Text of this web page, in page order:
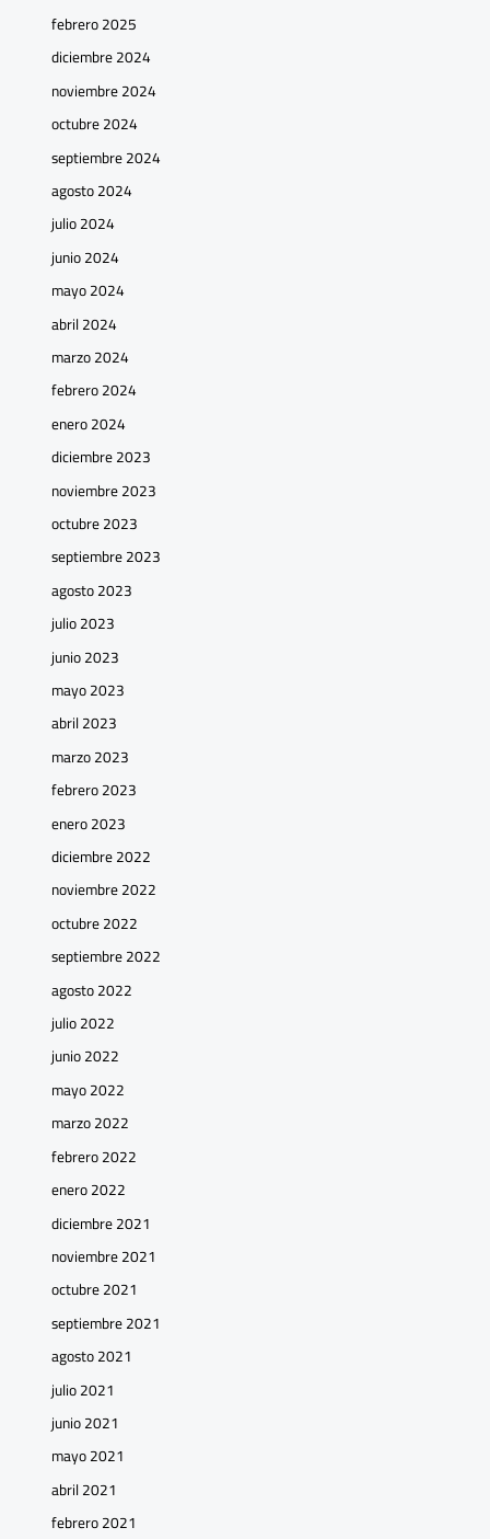
febrero 2025
diciembre 2024
noviembre 2024
octubre 2024
septiembre 2024
agosto 2024
julio 2024
junio 2024
mayo 2024
abril 2024
marzo 2024
febrero 2024
enero 2024
diciembre 2023
noviembre 2023
octubre 2023
septiembre 2023
agosto 2023
julio 2023
junio 2023
mayo 2023
abril 2023
marzo 2023
febrero 2023
enero 2023
diciembre 2022
noviembre 2022
octubre 2022
septiembre 2022
agosto 2022
julio 2022
junio 2022
mayo 2022
marzo 2022
febrero 2022
enero 2022
diciembre 2021
noviembre 2021
octubre 2021
septiembre 2021
agosto 2021
julio 2021
junio 2021
mayo 2021
abril 2021
febrero 2021